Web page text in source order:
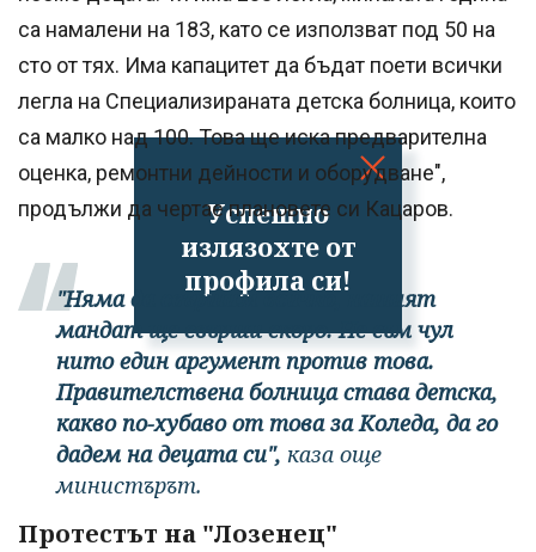
Успешно
излязохте от
профила си!
са намалени на 183, като се използват под 50 на
сто от тях. Има капацитет да бъдат поети всички
легла на Специализираната детска болница, които
са малко над 100. Това ще иска предварителна
оценка, ремонтни дейности и оборудване",
продължи да чертае плановете си Кацаров.
"Няма да свършим всичко, нашият
мандат ще свърши скоро. Не съм чул
нито един аргумент против това.
Правителствена болница става детска,
какво по-хубаво от това за Коледа, да го
дадем на децата си", каза още
министърът.
Протестът на "Лозенец"